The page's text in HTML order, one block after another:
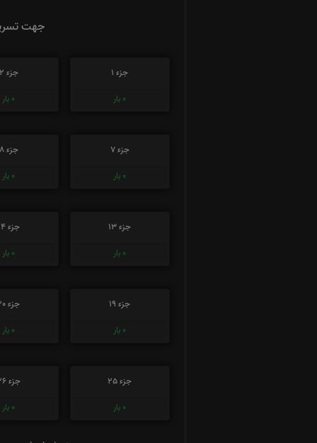
جهت
جزء 1
0 بار
جزء 2
0 بار
جزء 7
0 بار
جزء 8
0 بار
جزء 13
0 بار
جزء 14
0 بار
جزء 19
0 بار
جزء 20
0 بار
جزء 25
0 بار
جزء 26
0 بار